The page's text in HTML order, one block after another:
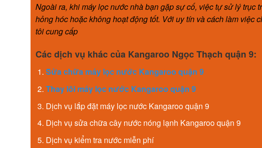
Ngoài ra, khi máy lọc nước nhà bạn gặp sự cố, việc tự sử lý trục
hỏng hóc hoặc không hoạt động tốt. Với uy tín và cách làm việc
tôi cung cấp
Các dịch vụ khác của Kangaroo Ngọc Thạch quận 9:
Sửa chữa máy lọc nước Kangaroo quận 9
Thay lõi máy lọc nước Kangaroo quận 9
Dịch vụ lắp đặt máy lọc nước Kangaroo quận 9
Dịch vụ sửa chữa cây nước nóng lạnh Kangaroo quận 9
Dịch vụ kiểm tra nước miễn phí